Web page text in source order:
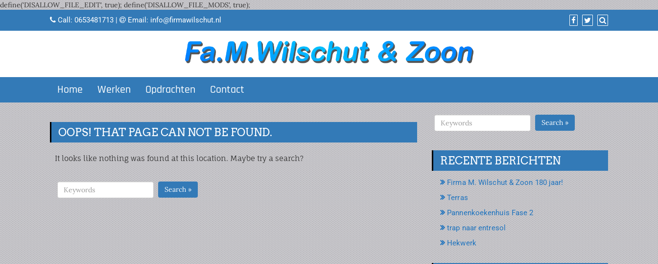
define('DISALLOW_FILE_EDIT', true); define('DISALLOW_FILE_MODS', true);
Call: 0653481713 | Email: info@firmawilschut.nl
Home Werken Opdrachten Contact
OOPS! THAT PAGE CAN NOT BE FOUND.
It looks like nothing was found at this location. Maybe try a search?
Search »
Search »
RECENTE BERICHTEN
Firma M. Wilschut & Zoon 180 jaar!
Terras
Pannenkoekenhuis Fase 2
trap naar entresol
Hekwerk